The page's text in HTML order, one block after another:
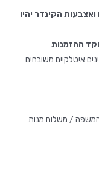
הקינדר יהיו
ההזמנות
איטלקיים משובחים
המשפה / משלוח מנות